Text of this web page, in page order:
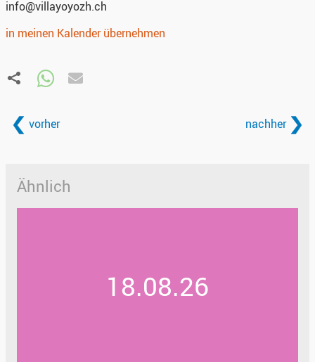
info@villayoyozh.ch
in meinen Kalender übernehmen
vorher nachher
Ähnlich
18.08.26